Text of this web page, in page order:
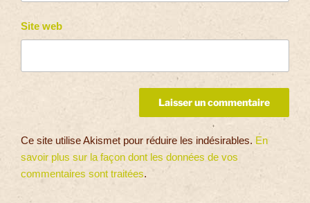
Site web
Ce site utilise Akismet pour réduire les indésirables. En
savoir plus sur la façon dont les données de vos
commentaires sont traitées.